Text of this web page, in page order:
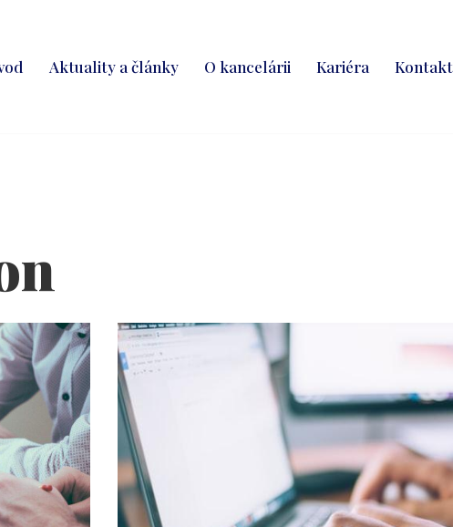
Aktuality a články O kancelárii Kariéra Kontakt